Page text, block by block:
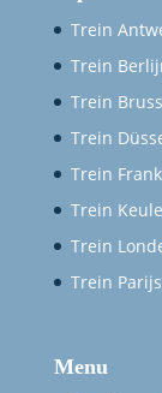
Trein
Trein
Trein
Trein
Trein
Trein
Trein
Trein Parijs
Menu